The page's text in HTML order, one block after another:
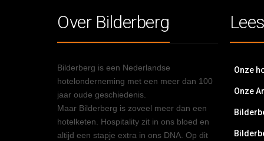
Over Bilderberg
Bilderberg is een Nederlandse
hotelonderneming met een meer dan 100
jaar oude geschiedenis.
Maar Bilderberg is zoveel meer dan een
hotelketen. Hospitality zit in ons bloed en
altijd een stapje extra in ons DNA. Op dit
Onze
Onze